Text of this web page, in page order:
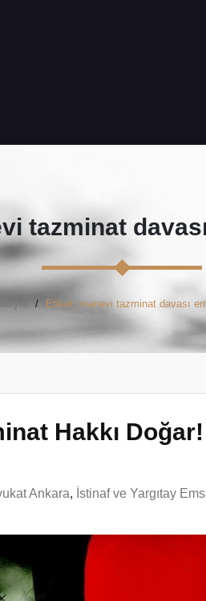
tazminat
Etiket: manevi tazminat davası
Hakkı Doğar!
Ankara, İstinaf ve Yargıtay